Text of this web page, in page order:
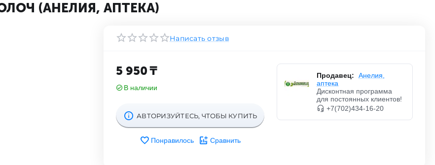
(АНЕЛИЯ, АПТЕКА)
Написать отзыв
5 950₸
В наличии
АВТОРИЗУЙТЕСЬ, ЧТОБЫ КУПИТЬ
Понравилось Сравнить
Продавец:
Анелия,
аптека
Дисконтная программа
для постоянных клиентов!
+7(702)434-16-20